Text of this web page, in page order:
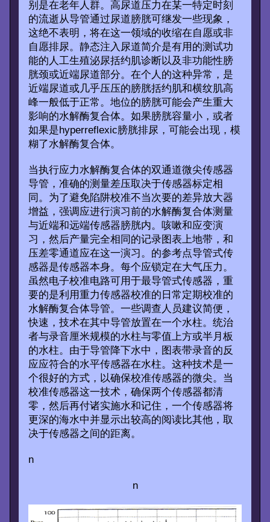
别是在老年人群。高尿道压力在某一特定时刻
的流逝从导管通过尿道膀胱可继发一些现象，
这绝不表明，将在这一领域的收缩在自愿或非
自愿排尿。静态注入尿道简介是有用的测试功
能的人工生殖泌尿括约肌诊断以及非功能性膀
胱颈或近端尿道部分。在个人的这种异常，是
近端尿道或几乎压压的膀胱括约肌和横纹肌高
峰一般低于正常。地位的膀胱可能会产生重大
影响的水解酶复合体。如果膀胱容量小，或者
如果是hyperreflexic膀胱排尿，可能会出现，模
糊了水解酶复合体。
当执行应力水解酶复合体的双通道微尖传感器
导管，准确的测量差压取决于传感器标定相
同。为了避免陷阱校准不当次要的差异放大器
增益，强调应进行演习前的水解酶复合体测量
与近端和远端传感器膀胱内。咳嗽和应变演
习，然后产量完全相同的记录图表上地带，和
压差零通道应在这一演习。的参考点导管式传
感器是传感器本身。每个应锁定在大气压力。
虽然电子校准电路可用于最导管式传感器，重
要的是利用重力传感器校准的日常定期校准的
水解酶复合体导管。一些调查人员建议简便，
快速，技术在其中导管放置在一个水柱。统治
者与录音厘米规模的水柱与零值上方或半月板
的水柱。由于导管降下水中，图表带录音的反
应应符合的水平传感器在水柱。这种技术是一
个很好的方式，以确保校准传感器的微尖。当
校准传感器这一技术，确保两个传感器都清
零，然后再付诸实施水和记住，一个传感器将
更深的海水中并显示出较高的阅读比其他，取
决于传感器之间的距离。
n
n